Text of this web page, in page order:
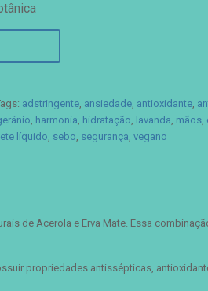
adstringente, ansiedade, antioxidante,
, harmonia, hidratação, lavanda, mãos,
líquido, sebo, segurança, vegano
de Acerola e Erva Mate. Essa
propriedades antissépticas,